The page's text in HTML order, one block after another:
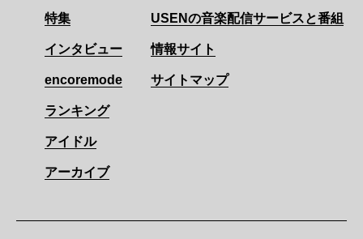
特集
インタビュー
encoremode
ランキング
アイドル
アーカイブ
USENの音楽配信サービスと番組
情報サイト
サイトマップ